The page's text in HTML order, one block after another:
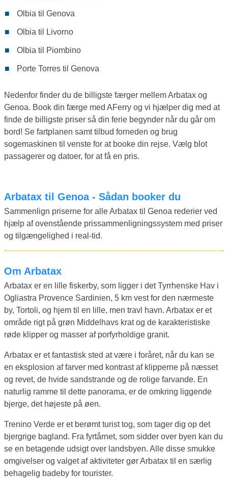
Olbia til Genova
Olbia til Livorno
Olbia til Piombino
Porte Torres til Genova
Nedenfor finder du de billigste færger mellem Arbatax og
Genoa. Book din færge med AFerry og vi hjælper dig med at
finde de billigste priser så din ferie begynder når du går om
bord! Se fartplanen samt tilbud forneden og brug
sogemaskinen til venste for at booke din rejse. Vælg blot
passagerer og datoer, for at få en pris.
Arbatax til Genoa - Sådan booker du
Sammenlign priserne for alle Arbatax til Genoa rederier ved
hjælp af ovenstående prissammenligningssystem med priser
og tilgængelighed i real-tid.
Om Arbatax
Arbatax er en lille fiskerby, som ligger i det Tyrrhenske Hav i
Ogliastra Provence Sardinien, 5 km vest for den nærmeste
by, Tortoli, og hjem til en lille, men travl havn. Arbatax er et
område rigt på grøn Middelhavs krat og de karakteristiske
røde klipper og masser af porfyrholdige granit.
Arbatax er et fantastisk sted at være i foråret, når du kan se
en eksplosion af farver med kontrast af klipperne på næsset
og revet, de hvide sandstrande og de rolige farvande. En
naturlig ramme til dette panorama, er de omkring liggende
bjerge, det højeste på øen.
Trenino Verde er et berømt turist tog, som tager dig op det
bjergrige bagland. Fra fyrtårnet, som sidder over byen kan du
se en betagende udsigt over landsbyen. Alle disse smukke
omgivelser og valget af aktiviteter gør Arbatax til en særlig
behagelig badeby for tourister.